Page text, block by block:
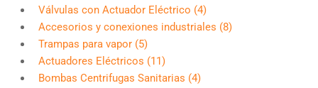
Válvulas con Actuador Eléctrico (4)
Accesorios y conexiones industriales (8)
Trampas para vapor (5)
Actuadores Eléctricos (11)
Bombas Centrifugas Sanitarias (4)